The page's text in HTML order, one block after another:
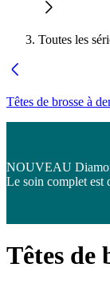
Toutes les
Têtes de brosse à
NOUVEAU
Le soin complet est
Têtes de